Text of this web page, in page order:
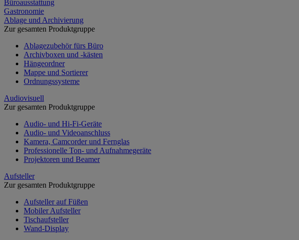
Büroausstattung
Gastronomie
Ablage und Archivierung
Zur gesamten Produktgruppe
Ablagezubehör fürs Büro
Archivboxen und -kästen
Hängeordner
Mappe und Sortierer
Ordnungssysteme
Audiovisuell
Zur gesamten Produktgruppe
Audio- und Hi-Fi-Geräte
Audio- und Videoanschluss
Kamera, Camcorder und Fernglas
Professionelle Ton- und Aufnahmegeräte
Projektoren und Beamer
Aufsteller
Zur gesamten Produktgruppe
Aufsteller auf Füßen
Mobiler Aufsteller
Tischaufsteller
Wand-Display